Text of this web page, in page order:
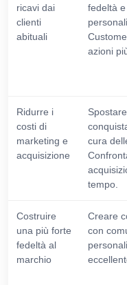
ricavi dai
clienti
abituali
fedeltà
azioni
Ridurre i
costi di
marketing e
acquisizione
cura
tempo.
Costruire
una più forte
fedeltà al
marchio
Creare
con